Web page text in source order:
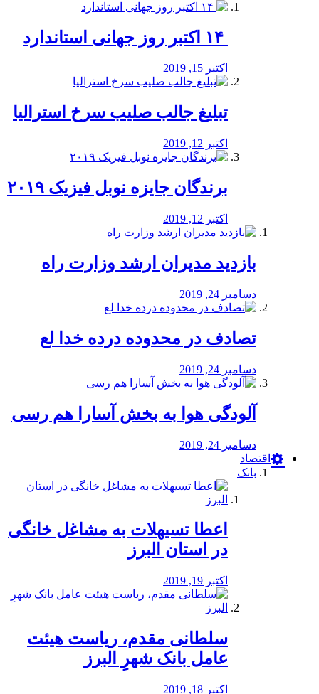
اکتبر 15, 2019
تبلیغ جالب صلیب سرخ استرالیا
اکتبر 12, 2019
برندگان جایزه نوبل فیزیک ۲۰۱۹
اکتبر 12, 2019
بازدید مدیران ارشد وزارت راه
دسامبر 24, 2019
تصادف در محدوده درده خدا لع
دسامبر 24, 2019
آلودگی هوا به بخش آسارا هم رسی
دسامبر 24, 2019
اقتصاد
بانک
️اعطا تسیهلات به مشاغل خانگی
در استان البرز
اکتبر 19, 2019
سلطانی مقدم، ریاست هیئت
عامل بانک شهرِ البرز
اکتبر 18, 2019